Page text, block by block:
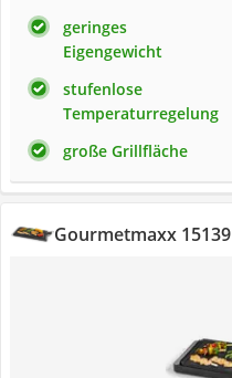
geringes
Eigengewicht
stufenlose
Temperaturregelung
große Grillfläche
Gourmetmaxx 15139